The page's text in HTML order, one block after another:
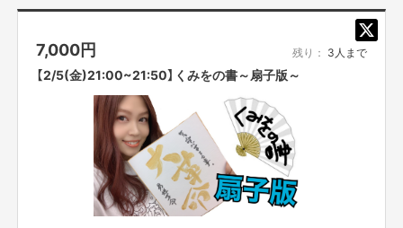
7,000円 残り： 3人まで
【2/5(金)21:00~21:50】くみをの書～扇子版～